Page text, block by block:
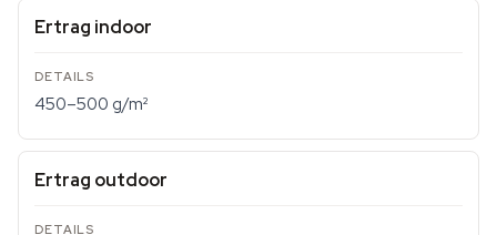
Ertrag indoor
450–500 g/m²
Ertrag outdoor